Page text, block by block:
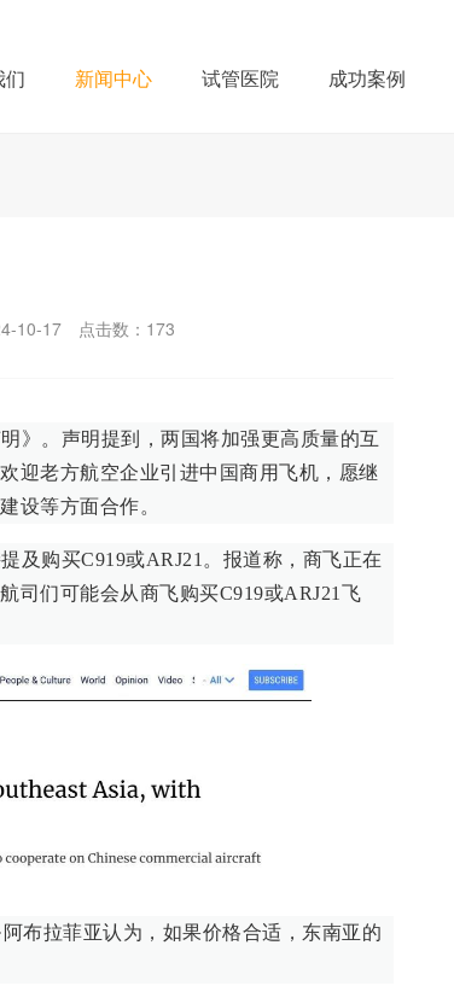
们 新闻中心 试管医院 成功案例
10-17 点击数： 173
》。声明提到，两国将加强更高质量的互
迎老方航空企业引进中国商用飞机，愿继
设等方面合作。
及购买C919或ARJ21。报道称，商飞正在
司们可能会从商飞购买C919或ARJ21飞
布拉菲亚认为，如果价格合适，东南亚的